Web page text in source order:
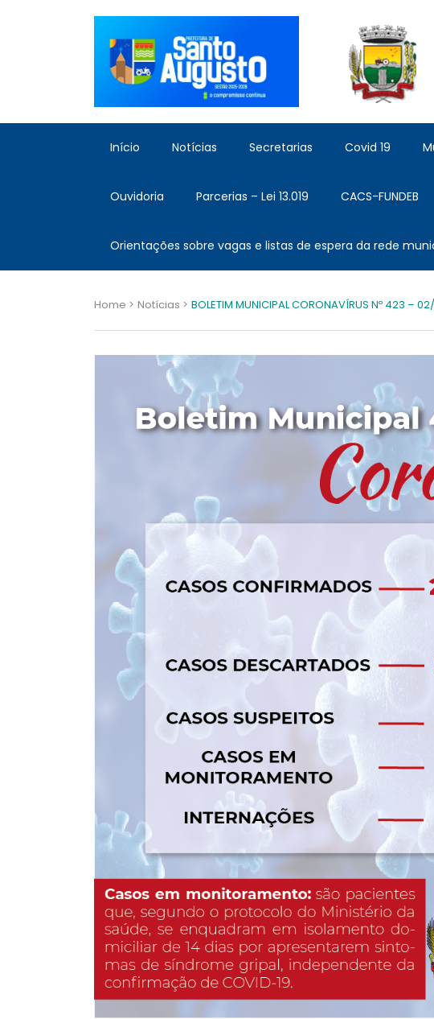
Início Notícias Secretarias Covid 19
Ouvidoria Parcerias – Lei 13.019 CACS-FUNDEB
Orientações sobre vagas e listas de espera da rede
Home > Notícias > BOLETIM MUNICIPAL CORONAVÍRUS Nº 423 –